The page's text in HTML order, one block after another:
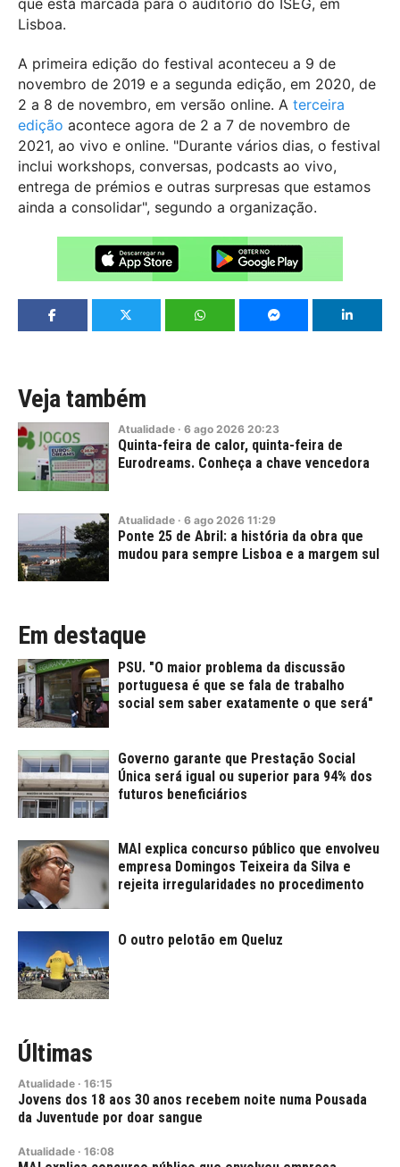
que está marcada para o auditório do ISEG, em
Lisboa.
A primeira edição do festival aconteceu a 9 de
novembro de 2019 e a segunda edição, em 2020, de
2 a 8 de novembro, em versão online. A terceira
edição acontece agora de 2 a 7 de novembro de
2021, ao vivo e online. "Durante vários dias, o festival
inclui workshops, conversas, podcasts ao vivo,
entrega de prémios e outras surpresas que estamos
ainda a consolidar", segundo a organização.
Veja também
Atualidade · 6 ago 2026 20:23
Quinta-feira de calor, quinta-feira de
Eurodreams. Conheça a chave vencedora
Atualidade · 6 ago 2026 11:29
Ponte 25 de Abril: a história da obra que
mudou para sempre Lisboa e a margem sul
Em destaque
PSU. "O maior problema da discussão
portuguesa é que se fala de trabalho
social sem saber exatamente o que será"
Governo garante que Prestação Social
Única será igual ou superior para 94% dos
futuros beneficiários
MAI explica concurso público que envolveu
empresa Domingos Teixeira da Silva e
rejeita irregularidades no procedimento
O outro pelotão em Queluz
Últimas
Atualidade · 16:15
Jovens dos 18 aos 30 anos recebem noite numa Pousada
da Juventude por doar sangue
Atualidade · 16:08